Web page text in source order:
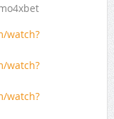
watch?
watch?
watch?